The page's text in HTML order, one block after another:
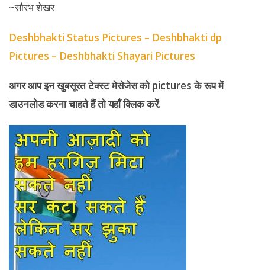
~सौरभ शेखर
Deshbhakti Status Pictures – Deshbhakti dp
Pictures – Deshbhakti Shayari Pictures
अगर आप इन खुबसूरत टेक्स्ट मेसेजेस कोpicturesके रूप में
डाउनलोड करना चाहते हैं तो यहाँ क्लिक करें.